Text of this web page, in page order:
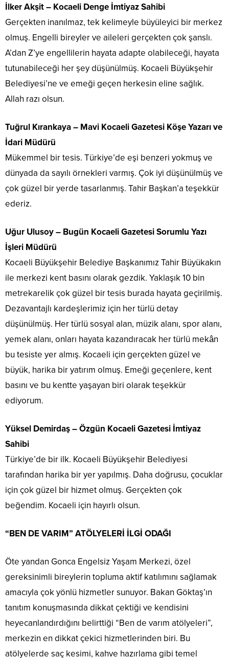
İlker Akşit – Kocaeli Denge İmtiyaz Sahibi
Gerçekten inanılmaz, tek kelimeyle büyüleyici bir merkez
olmuş. Engelli bireyler ve aileleri gerçekten çok şanslı.
A’dan Z’ye engellilerin hayata adapte olabileceği, hayata
tutunabileceği her şey düşünülmüş. Kocaeli Büyükşehir
Belediyesi’ne ve emeği geçen herkesin eline sağlık.
Allah razı olsun.
Tuğrul Kırankaya – Mavi Kocaeli Gazetesi Köşe Yazarı ve
İdari Müdürü
Mükemmel bir tesis. Türkiye’de eşi benzeri yokmuş ve
dünyada da sayılı örnekleri varmış. Çok iyi düşünülmüş ve
çok güzel bir yerde tasarlanmış. Tahir Başkan’a teşekkür
ederiz.
Uğur Ulusoy – Bugün Kocaeli Gazetesi Sorumlu Yazı
İşleri Müdürü
Kocaeli Büyükşehir Belediye Başkanımız Tahir Büyükakın
ile merkezi kent basını olarak gezdik. Yaklaşık 10 bin
metrekarelik çok güzel bir tesis burada hayata geçirilmiş.
Dezavantajlı kardeşlerimiz için her türlü detay
düşünülmüş. Her türlü sosyal alan, müzik alanı, spor alanı,
yemek alanı, onları hayata kazandıracak her türlü mekân
bu tesiste yer almış. Kocaeli için gerçekten güzel ve
büyük, harika bir yatırım olmuş. Emeği geçenlere, kent
basını ve bu kentte yaşayan biri olarak teşekkür
ediyorum.
Yüksel Demirdaş – Özgün Kocaeli Gazetesi İmtiyaz
Sahibi
Türkiye’de bir ilk. Kocaeli Büyükşehir Belediyesi
tarafından harika bir yer yapılmış. Daha doğrusu, çocuklar
için çok güzel bir hizmet olmuş. Gerçekten çok
beğendim. Kocaeli için hayırlı olsun.
“BEN DE VARIM” ATÖLYELERİ İLGİ ODAĞI
Öte yandan Gonca Engelsiz Yaşam Merkezi, özel
gereksinimli bireylerin topluma aktif katılımını sağlamak
amacıyla çok yönlü hizmetler sunuyor. Bakan Göktaş’ın
tanıtım konuşmasında dikkat çektiği ve kendisini
heyecanlandırdığını belirttiği “Ben de varım atölyeleri”,
merkezin en dikkat çekici hizmetlerinden biri. Bu
atölyelerde saç kesimi, kahve hazırlama gibi temel